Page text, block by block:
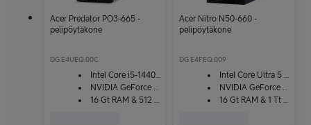
Acer Predator PO3-665 -
pelipöytäkone
DG.E4UEQ.00C
Intel Core i5-14400F
NVIDIA GeForce RTX 5070
16 Gt RAM & 512 Gt SSD
Acer Nitro N50-660 -
pelipöytäkone
DG.E4FEQ.009
Intel Core Ultra 5 225F
NVIDIA GeForce RTX 5060
16 Gt RAM & 1 Tt SSD